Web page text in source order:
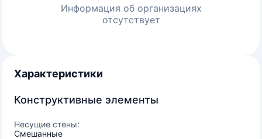
Информация об организациях
отсутствует
Характеристики
Конструктивные элементы
Несущие стены:
Смешанные